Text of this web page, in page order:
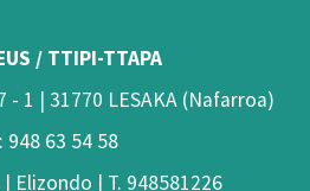
/ TTIPI-TTAPA
- 1 | 31770 LESAKA (Nafarroa)
948 63 54 58
Elizondo | T. 948581226